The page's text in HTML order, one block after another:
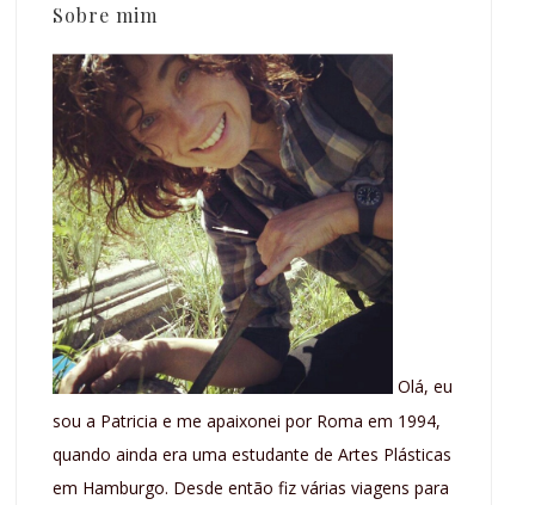
Sobre mim
Olá, eu
sou a Patricia e me apaixonei por Roma em 1994,
quando ainda era uma estudante de Artes Plásticas
em Hamburgo. Desde então fiz várias viagens para